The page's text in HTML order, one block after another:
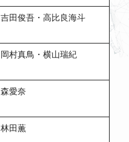
吉田俊吾・高比良海斗
岡村真鳥・横山瑞紀
森愛奈
林田薫